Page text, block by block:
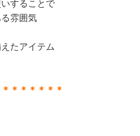
することで
雰囲気
たアイテム
＊＊＊＊＊＊